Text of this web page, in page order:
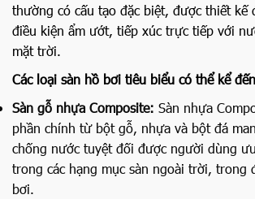
thường có cấu tạo đặc biệt, được thiết kế
điều kiện ẩm ướt, tiếp xúc trực tiếp với
mặt trời.
Các loại sàn hồ bơi tiêu biểu có thể kể
Sàn gỗ nhựa Composite: Sàn nhựa
phần chính từ bột gỗ, nhựa và bột đá
chống nước tuyệt đối được người dùng
trong các hạng mục sàn ngoài trời, trong
bơi.